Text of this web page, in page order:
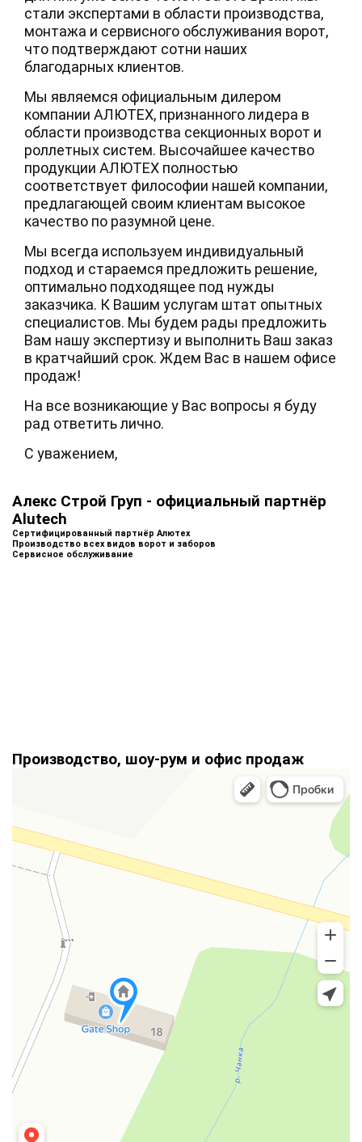
стали экспертами в области производства,
монтажа и сервисного обслуживания ворот,
что подтверждают сотни наших
благодарных клиентов.
Мы являемся официальным дилером
компании АЛЮТЕХ, признанного лидера в
области производства секционных ворот и
роллетных систем. Высочайшее качество
продукции АЛЮТЕХ полностью
соответствует философии нашей компании,
предлагающей своим клиентам высокое
качество по разумной цене.
Мы всегда используем индивидуальный
подход и стараемся предложить решение,
оптимально подходящее под нужды
заказчика. К Вашим услугам штат опытных
специалистов. Мы будем рады предложить
Вам нашу экспертизу и выполнить Ваш заказ
в кратчайший срок. Ждем Вас в нашем офисе
продаж!
На все возникающие у Вас вопросы я буду
рад ответить лично.
С уважением,
Алекс Строй Груп - официальный партнёр
Alutech
Сертифицированный партнёр Алютех
Производство всех видов ворот и заборов
Сервисное обслуживание
Производство, шоу-рум и офис продаж